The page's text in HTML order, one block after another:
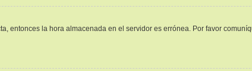
entonces la hora almacenada en el servidor es errónea. Por favor